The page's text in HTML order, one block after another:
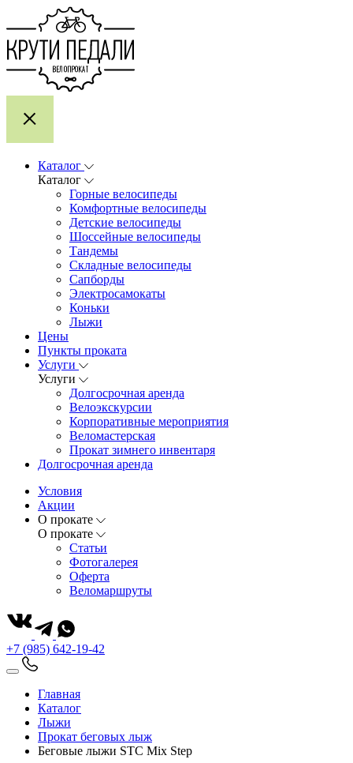
Каталог
Каталог
Горные велосипеды
Комфортные велосипеды
Детские велосипеды
Шоссейные велосипеды
Тандемы
Складные велосипеды
Сапборды
Электросамокаты
Коньки
Лыжи
Цены
Пункты проката
Услуги
Услуги
Долгосрочная аренда
Велоэкскурсии
Корпоративные мероприятия
Веломастерская
Прокат зимнего инвентаря
Долгосрочная аренда
Условия
Акции
О прокате
О прокате
Статьи
Фотогалерея
Оферта
Веломаршруты
+7 (985) 642-19-42
Главная
Каталог
Лыжи
Прокат беговых лыж
Беговые лыжи STC Mix Step